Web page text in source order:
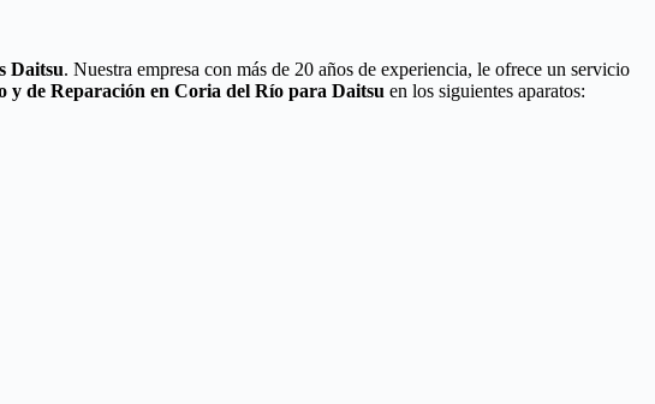
Daitsu. Nuestra empresa con más de 20 años de experiencia, le ofrece un servicio
y de Reparación en Coria del Río para Daitsu en los siguientes aparatos: